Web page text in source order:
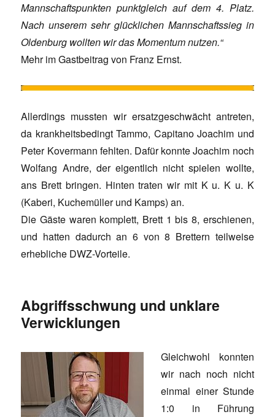
Mannschaftspunkten punktgleich auf dem 4. Platz.
Nach unserem sehr glücklichen Mannschaftssieg in
Oldenburg wollten wir das Momentum nutzen.“
Mehr im Gastbeitrag von Franz Ernst.
Allerdings mussten wir ersatzgeschwächt antreten,
da krankheitsbedingt Tammo, Capitano Joachim und
Peter Kovermann fehlten. Dafür konnte Joachim noch
Wolfang Andre, der eigentlich nicht spielen wollte,
ans Brett bringen. Hinten traten wir mit K u. K u. K
(Kaberi, Kuchemüller und Kamps) an.
Die Gäste waren komplett, Brett 1 bis 8, erschienen,
und hatten dadurch an 6 von 8 Brettern teilweise
erhebliche DWZ-Vorteile.
Abgriffsschwung und unklare
Verwicklungen
Gleichwohl konnten
wir nach noch nicht
einmal einer Stunde
1:0 in Führung